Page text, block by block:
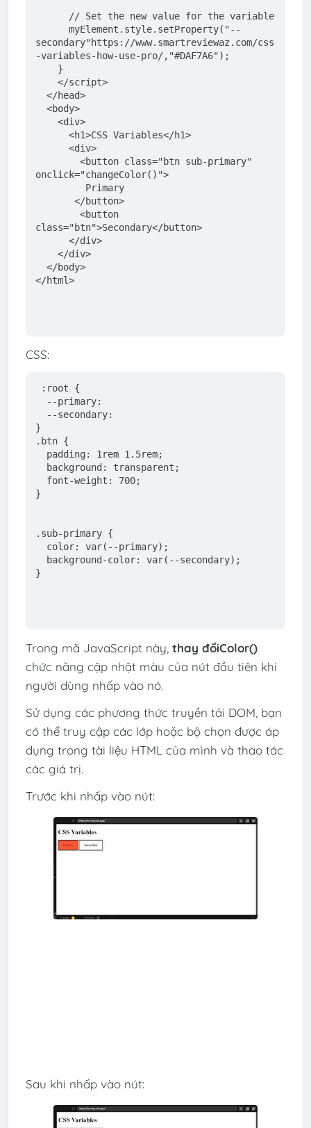
// Set the new value for the variable
myElement .style.setProperty(" --
secondary"https://www.smartreviewaz.com/css
-variables-how-use-pro/,"#DAF7A6");
}
</script>
</head>
<body>
<div>
<h1>CSS Variables</h1>
<div>
<button class="btn sub-primary"
onclick="changeColor()">
Primary
</button>
<button
class="btn">Secondary</button>
</div>
</div>
</body>
</html>
CSS:
:root {
--primary:
--secondary:
}
.btn {
padding : 1rem 1.5rem;
background: transparent;
font-weight: 700;
}
.sub-primary {
color: var(--primary);
background-color: var(--secondary);
}
Trong mã JavaScript này, thay đổiColor()
chức năng cập nhật màu của nút đầu tiên khi
người dùng nhấp vào nó.
Sử dụng các phương thức truyền tải DOM, bạn
có thể truy cập các lớp hoặc bộ chọn được áp
dụng trong tài liệu HTML của mình và thao tác
các giá trị.
Trước khi nhấp vào nút:
Sau khi nhấp vào nút: